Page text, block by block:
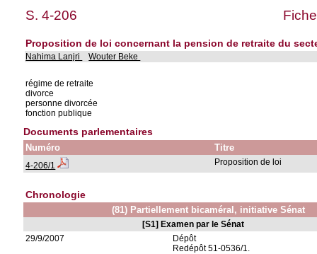
S. 4-206
Proposition de loi concernant la pension de retraite du
Nahima Lanjri Wouter Beke
régime de retraite
divorce
personne divorcée
fonction publique
Documents parlementaires
Numéro Titre
4-206/1 Proposition de loi
Chronologie
(81) Partiellement bicaméral, initiative Sénat
[S1] Examen par le Sénat
29/9/2007
Dépôt
Redépôt 51-0536/1.